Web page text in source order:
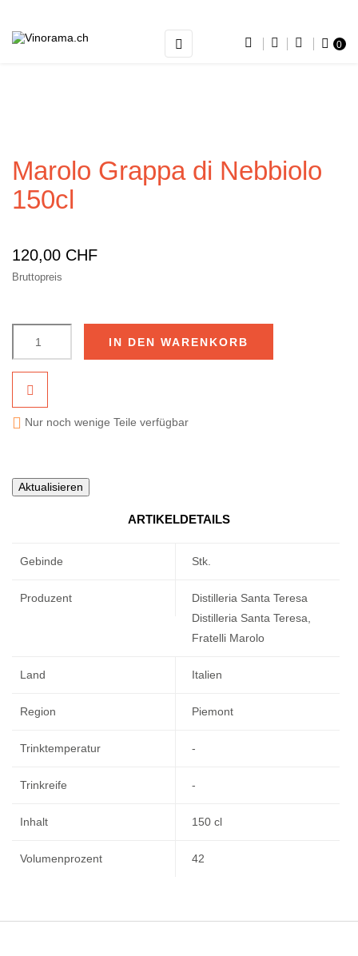
Umschalten
der
☰ 0
Marolo Grappa di Nebbiolo
150cl
120,00 CHF
Bruttopreis
IN DEN WARENKORB
 Nur noch wenige Teile verfügbar
ARTIKELDETAILS
Gebinde Stk.
Produzent
Distilleria Santa Teresa
Distilleria Santa Teresa,
Fratelli Marolo
Land Italien
Region Piemont
Trinktemperatur -
Trinkreife -
Inhalt 150 cl
Volumenprozent 42